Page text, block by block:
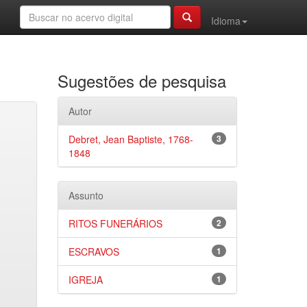
Idioma
Sugestões de pesquisa
Autor
3
Debret, Jean Baptiste, 1768-
1848
Assunto
2
RITOS FUNERÁRIOS
1
ESCRAVOS
1
IGREJA